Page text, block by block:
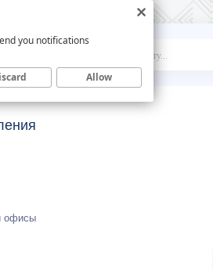
офисы
you notifications
Allow